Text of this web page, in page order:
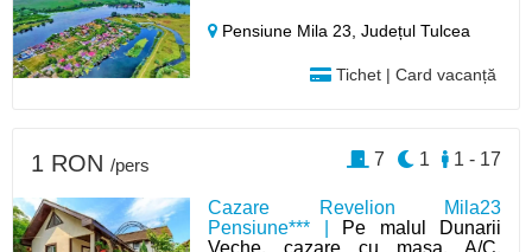
Pensiune Mila 23,Județul Tulcea
Tichet | Card vacanță
Cazare Revelion Mila23
Pensiune*** |
Pe malul Dunarii
Veche, cazare cu masa, A/C,
1 RON /pers 1 - 17
1
7